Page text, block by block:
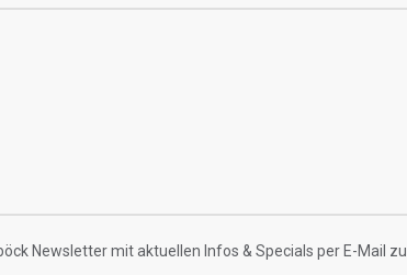
Newsletter mit aktuellen Infos & Specials per E-Mail zu